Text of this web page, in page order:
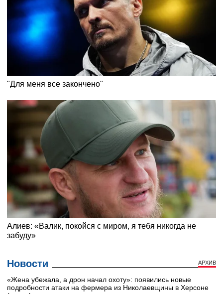
Новости АРХИВ
«Жена убежала, а дрон начал охоту»: появились новые
подробности атаки на фермера из Николаевщины в Херсоне